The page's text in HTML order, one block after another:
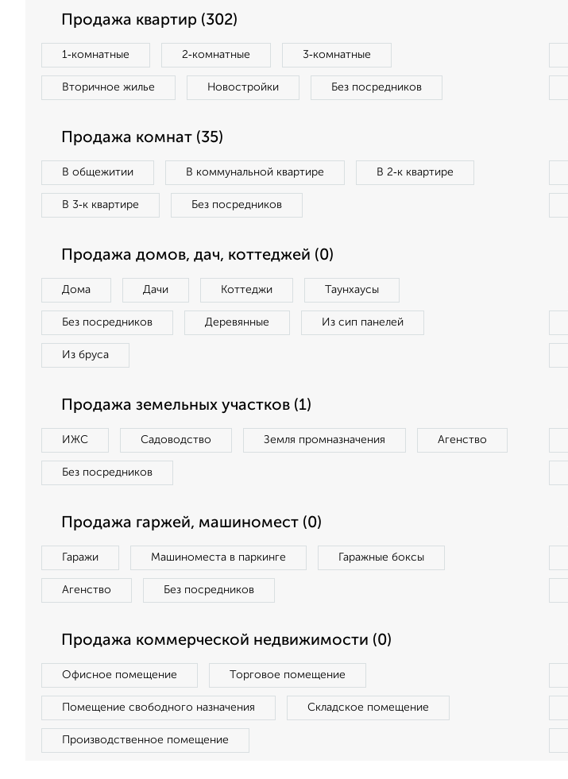
Продажа квартир (302)
1‑комнатные 2‑комнатные 3‑комнатные
Вторичное жилье Новостройки Без посредников
Продажа комнат (35)
В общежитии В коммунальной квартире В 2‑к квартире
В 3‑к квартире Без посредников
Продажа домов, дач, коттеджей (0)
Дома Дачи Коттеджи Таунхаусы
Без посредников Деревянные Из сип панелей
Из бруса
Продажа земельных участков (1)
ИЖС Садоводство Земля промназначения Агенство
Без посредников
Продажа гаржей, машиномест (0)
Гаражи Машиноместа в паркинге Гаражные боксы
Агенство Без посредников
Продажа коммерческой недвижимости (0)
Офисное помещение Торговое помещение
Помещение свободного назначения Складское помещение
Производственное помещение